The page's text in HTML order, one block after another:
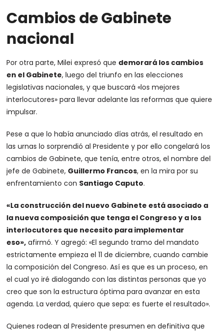
Cambios de Gabinete
nacional
Por otra parte, Milei expresó que demorará los cambios
en el Gabinete, luego del triunfo en las elecciones
legislativas nacionales, y que buscará «los mejores
interlocutores» para llevar adelante las reformas que quiere
impulsar.
Pese a que lo había anunciado días atrás, el resultado en
las urnas lo sorprendió al Presidente y por ello congelará los
cambios de Gabinete, que tenía, entre otros, el nombre del
jefe de Gabinete, Guillermo Francos, en la mira por su
enfrentamiento con Santiago Caputo.
«La construcción del nuevo Gabinete está asociado a
la nueva composición que tenga el Congreso y a los
interlocutores que necesito para implementar
eso», afirmó. Y agregó: «El segundo tramo del mandato
estrictamente empieza el 11 de diciembre, cuando cambie
la composición del Congreso. Así es que es un proceso, en
el cual yo iré dialogando con las distintas personas que yo
creo que son la estructura óptima para avanzar en esta
agenda. La verdad, quiero que sepa: es fuerte el resultado».
Quienes rodean al Presidente presumen en definitiva que